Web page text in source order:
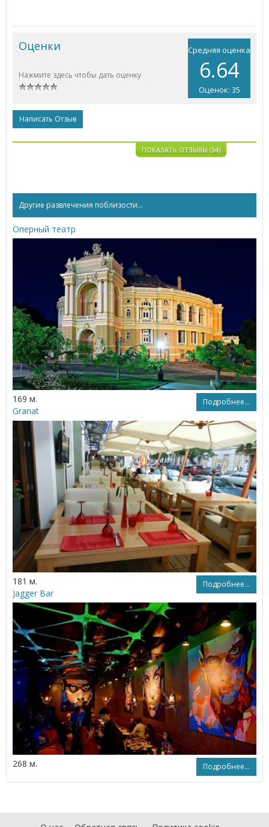
Средняя оценка
6.64
Оценок: 35
Оценки
Нажмите здесь чтобы дать оценку
Написать Отзыв
ПОКАЗАТЬ ОТЗЫВЫ (34)
Другие развлечения поблизости...
Оперный театр
169 м. Подробнее...
Granat
181 м. Подробнее...
Jagger Bar
268 м. Подробнее...